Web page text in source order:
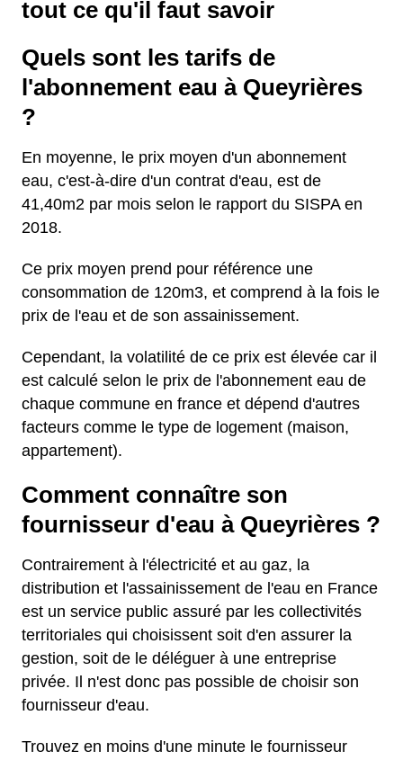
tout ce qu'il faut savoir
Quels sont les tarifs de
l'abonnement eau à Queyrières
?
En moyenne, le prix moyen d'un abonnement
eau, c'est-à-dire d'un contrat d'eau, est de
41,40m2 par mois selon le rapport du SISPA en
2018.
Ce prix moyen prend pour référence une
consommation de 120m3, et comprend à la fois le
prix de l'eau et de son assainissement.
Cependant, la volatilité de ce prix est élevée car il
est calculé selon le prix de l'abonnement eau de
chaque commune en france et dépend d'autres
facteurs comme le type de logement (maison,
appartement).
Comment connaître son
fournisseur d'eau à Queyrières ?
Contrairement à l'électricité et au gaz, la
distribution et l'assainissement de l'eau en France
est un service public assuré par les collectivités
territoriales qui choisissent soit d'en assurer la
gestion, soit de le déléguer à une entreprise
privée. Il n'est donc pas possible de choisir son
fournisseur d'eau.
Trouvez en moins d'une minute le fournisseur